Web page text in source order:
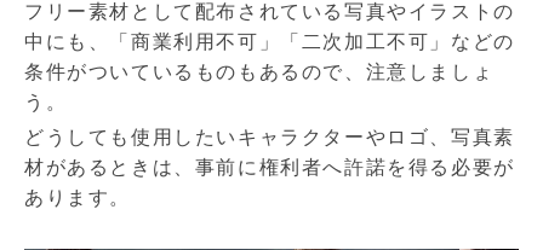
フリー素材として配布されている写真やイラストの
中にも、「商業利用不可」「二次加工不可」などの
条件がついているものもあるので、注意しましょ
う。
どうしても使用したいキャラクターやロゴ、写真素
材があるときは、事前に権利者へ許諾を得る必要が
あります。